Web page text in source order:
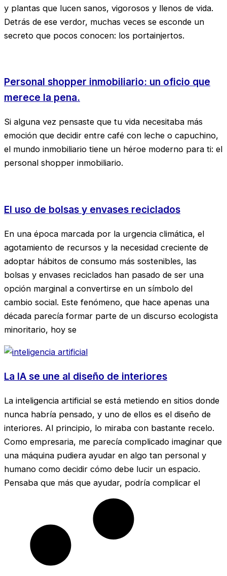
y plantas que lucen sanos, vigorosos y llenos de vida.
Detrás de ese verdor, muchas veces se esconde un
secreto que pocos conocen: los portainjertos.
Personal shopper inmobiliario: un oficio que
merece la pena.
Si alguna vez pensaste que tu vida necesitaba más
emoción que decidir entre café con leche o capuchino,
el mundo inmobiliario tiene un héroe moderno para ti: el
personal shopper inmobiliario.
El uso de bolsas y envases reciclados
En una época marcada por la urgencia climática, el
agotamiento de recursos y la necesidad creciente de
adoptar hábitos de consumo más sostenibles, las
bolsas y envases reciclados han pasado de ser una
opción marginal a convertirse en un símbolo del
cambio social. Este fenómeno, que hace apenas una
década parecía formar parte de un discurso ecologista
minoritario, hoy se
La IA se une al diseño de interiores
La inteligencia artificial se está metiendo en sitios donde
nunca habría pensado, y uno de ellos es el diseño de
interiores. Al principio, lo miraba con bastante recelo.
Como empresaria, me parecía complicado imaginar que
una máquina pudiera ayudar en algo tan personal y
humano como decidir cómo debe lucir un espacio.
Pensaba que más que ayudar, podría complicar el